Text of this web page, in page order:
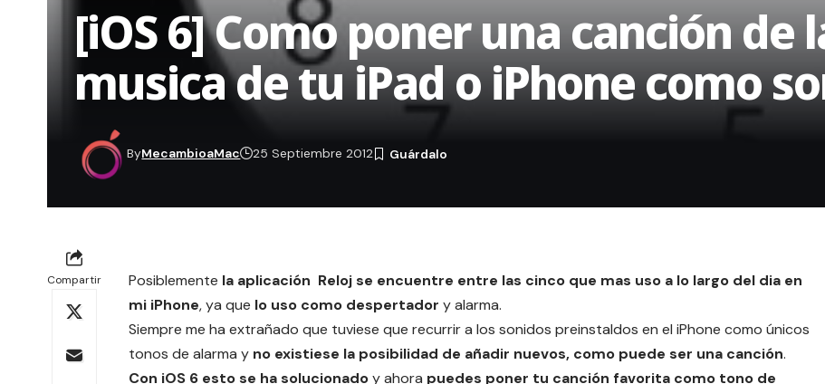
[iOS 6] Como poner una canción de
musica de tu iPad o iPhone como
ByMecambioaMac 25 Septiembre 2012
Compartir Posiblemente la aplicación Reloj se encuentre entre las cinco que mas uso a lo largo del dia en
mi iPhone, ya que lo uso como despertador y alarma.
Siempre me ha extrañado que tuviese que recurrir a los sonidos preinstaldos en el iPhone como únicos
tonos de alarma y no existiese la posibilidad de añadir nuevos, como puede ser una canción.
Con iOS 6 esto se ha solucionadoy ahora puedes poner tu canción favorita como tono de